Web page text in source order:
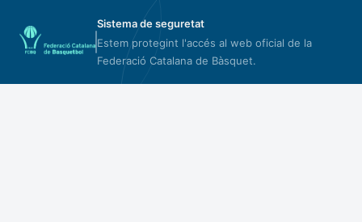
Sistema de seguretat
Estem protegint l'accés al web oficial de la
Federació Catalana de Bàsquet.